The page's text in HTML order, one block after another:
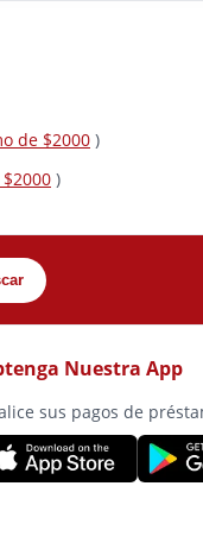
de $2000 )
)
Nuestra App
sus pagos de